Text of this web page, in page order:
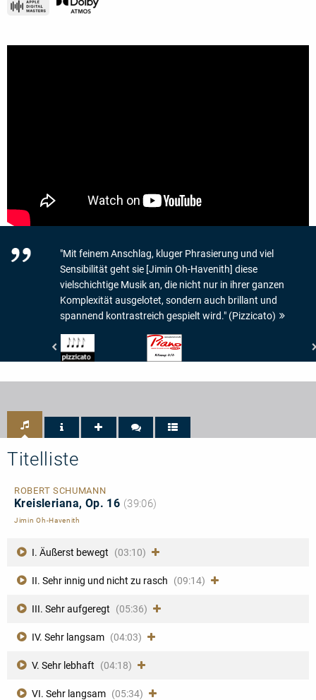
"Mit feinem Anschlag, kluger Phrasierung und viel
Sensibilität geht sie [Jimin Oh-Havenith] diese
vielschichtige Musik an, die nicht nur in ihrer ganzen
Komplexität ausgelotet, sondern auch brillant und
spannend kontrastreich gespielt wird." (Pizzicato)
Titelliste
ROBERT SCHUMANN
Kreisleriana, Op. 16 (39:06)
Jimin Oh-Havenith
I. Äußerst bewegt (03:10)
II. Sehr innig und nicht zu rasch (09:14)
III. Sehr aufgeregt (05:36)
IV. Sehr langsam (04:03)
V. Sehr lebhaft (04:18)
VI. Sehr langsam (05:34)